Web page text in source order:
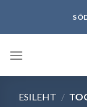
content
ESILEHT /